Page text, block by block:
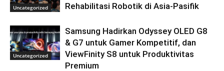
Uncategorized
Rehabilitasi Robotik di Asia-Pasifik
Uncategorized
Samsung Hadirkan Odyssey OLED G8
& G7 untuk Gamer Kompetitif, dan
ViewFinity S8 untuk Produktivitas
Premium